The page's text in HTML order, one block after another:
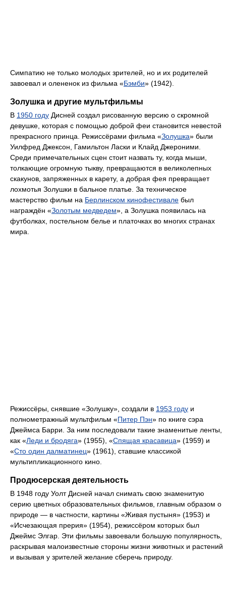
Симпатию не только молодых зрителей, но и их родителей
завоевал и олененок из фильма «Бэмби» (1942).
Золушка и другие мультфильмы
В 1950 году Дисней создал рисованную версию о скромной
девушке, которая с помощью доброй феи становится невестой
прекрасного принца. Режиссёрами фильма «Золушка» были
Уилфред Джексон, Гамильтон Ласки и Клайд Джероними.
Среди примечательных сцен стоит назвать ту, когда мыши,
толкающие огромную тыкву, превращаются в великолепных
скакунов, запряженных в карету, а добрая фея превращает
лохмотья Золушки в бальное платье. За техническое
мастерство фильм на Берлинском кинофестивале был
награждён «Золотым медведем», а Золушка появилась на
футболках, постельном белье и платочках во многих странах
мира.
Режиссёры, снявшие «Золушку», создали в 1953 году и
полнометражный мультфильм «Питер Пэн» по книге сэра
Джеймса Барри. За ним последовали такие знаменитые ленты,
как «Леди и бродяга» (1955), «Спящая красавица» (1959) и
«Сто один далматинец» (1961), ставшие классикой
мультипликационного кино.
Продюсерская деятельность
В 1948 году Уолт Дисней начал снимать свою знаменитую
серию цветных образовательных фильмов, главным образом о
природе — в частности, картины «Живая пустыня» (1953) и
«Исчезающая прерия» (1954), режиссёром которых был
Джеймс Элгар. Эти фильмы завоевали большую популярность,
раскрывая малоизвестные стороны жизни животных и растений
и вызывая у зрителей желание сберечь природу.